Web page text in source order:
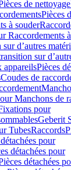
de nettoyage
Pièces
à souder
Raccordements
d’autres
sur
appareilsPièces
Coudes de
Manchons de
pour
Geberit
TubesRaccords
pour
détachées pour
détachées